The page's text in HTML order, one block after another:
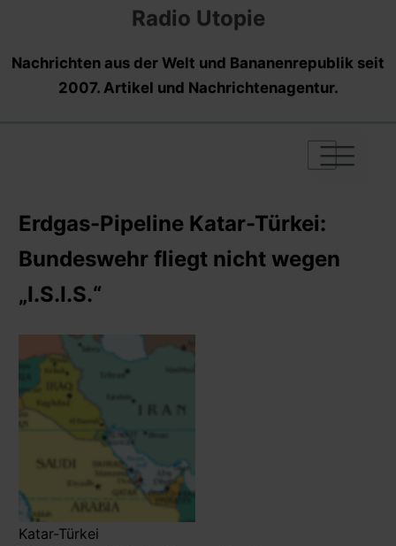
Radio Utopie
Nachrichten aus der Welt und Bananenrepublik seit
2007. Artikel und Nachrichtenagentur.
|
|
|
Erdgas-Pipeline Katar-Türkei:
Bundeswehr fliegt nicht wegen
„I.S.I.S.“
Katar-Türkei